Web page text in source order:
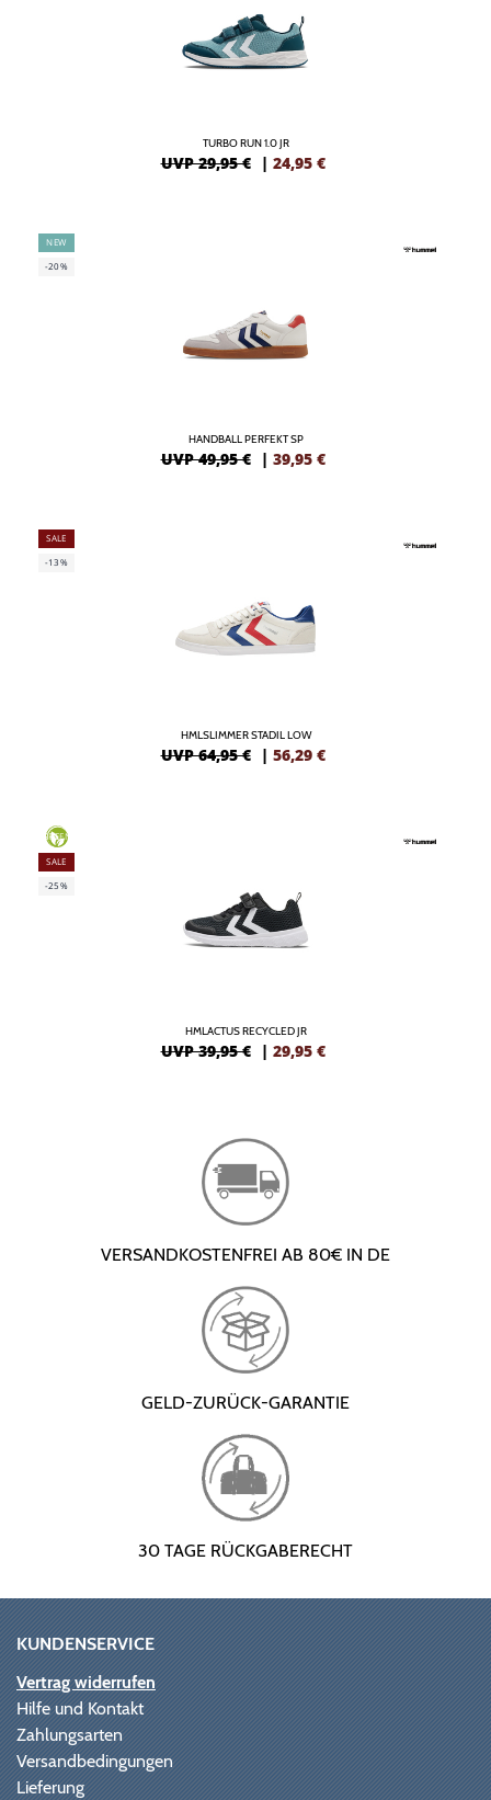
TURBO RUN 1.0 JR
UVP 29,95 € | 24,95 €
NEW
-20%
HANDBALL PERFEKT SP
UVP 49,95 € | 39,95 €
SALE
-13%
HMLSLIMMER STADIL LOW
UVP 64,95 € | 56,29 €
GREEN
SALE
-25%
HMLACTUS RECYCLED JR
UVP 39,95 € | 29,95 €
VERSANDKOSTENFREI AB 80€ IN DE
GELD-ZURÜCK-GARANTIE
30 TAGE RÜCKGABERECHT
KUNDENSERVICE
Vertrag widerrufen
Hilfe und Kontakt
Zahlungsarten
Versandbedingungen
Lieferung